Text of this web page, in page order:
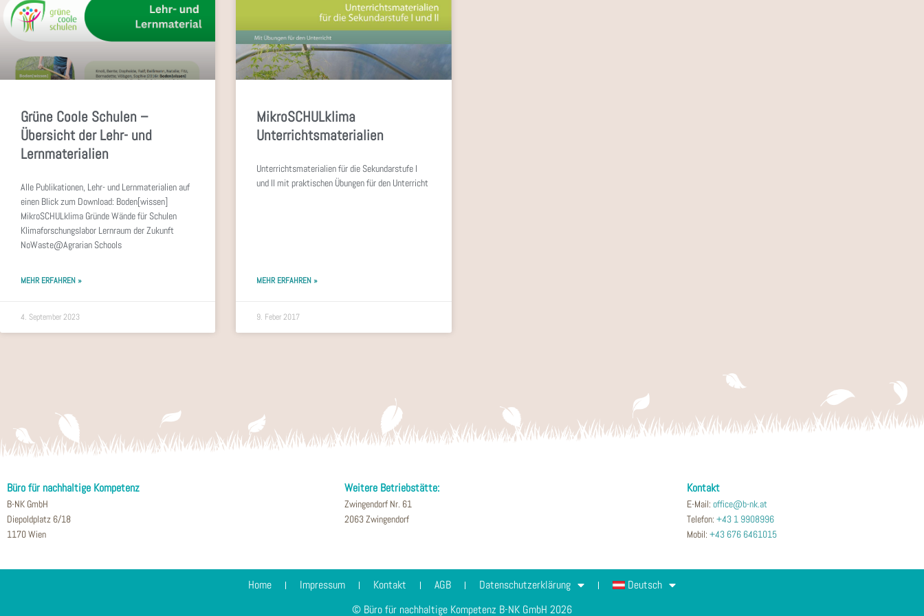
Grüne Coole Schulen –
Übersicht der Lehr- und
Lernmaterialien
Alle Publikationen, Lehr- und Lernmaterialien auf
einen Blick zum Download: Boden[wissen]
MikroSCHULklima Gründe Wände für Schulen
Klimaforschungslabor Lernraum der Zukunft
NoWaste@Agrarian Schools
MEHR ERFAHREN »
4. September 2023
MikroSCHULklima
Unterrichtsmaterialien
Unterrichtsmaterialien für die Sekundarstufe I
und II mit praktischen Übungen für den Unterricht
MEHR ERFAHREN »
9. Feber 2017
Büro für nachhaltige Kompetenz
B-NK GmbH
Diepoldplatz 6/18
1170 Wien
Weitere Betriebstätte:
Zwingendorf Nr. 61
2063 Zwingendorf
Kontakt
E-Mail: office@b-nk.at
Telefon: +43 1 9908996
Mobil: +43 676 6461015
Home Impressum Kontakt AGB Datenschutzerklärung
Deutsch
© Büro für nachhaltige Kompetenz B-NK GmbH 2026